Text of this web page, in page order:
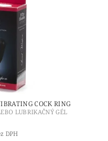
COCK RING
LUBRIKAČNÝ GÉL
DPH